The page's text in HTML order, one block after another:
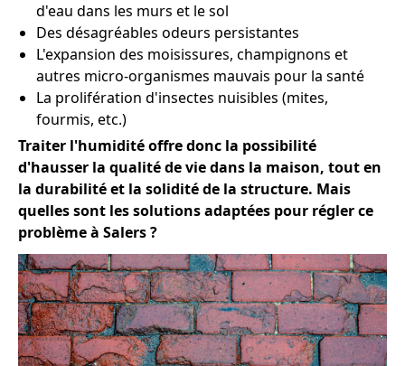
d'eau dans les murs et le sol
Des désagréables odeurs persistantes
L'expansion des moisissures, champignons et
autres micro-organismes mauvais pour la santé
La prolifération d'insectes nuisibles (mites,
fourmis, etc.)
Traiter l'humidité offre donc la possibilité
d'hausser la qualité de vie dans la maison, tout en
la durabilité et la solidité de la structure. Mais
quelles sont les solutions adaptées pour régler ce
problème à Salers ?